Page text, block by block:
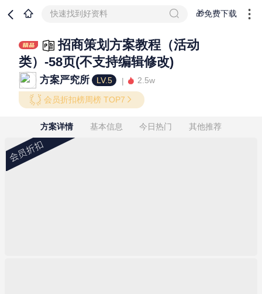
快速找到好资料 🎁免费下载
招商策划方案教程（活动
类）-58页(不支持编辑修改)
方案严究所 LV.5 2.5w
会员折扣榜周榜 TOP7
方案详情 基本信息 今日热门 其他推荐